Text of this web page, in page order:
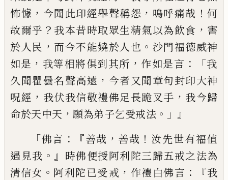
怖懅 ， 今聞此印經舉聲稱怨 ， 嗚呼痛哉 ！ 何
故爾乎 ？ 我本昔時取眾生精氣以為飲食 ， 害
於人民 ， 而今不能嬈於人也 。 沙門福德威神
如是 ， 我等相將俱到其所 ， 作如是言 ：「我
久聞瞿曇名聲高遠 ， 今者又聞章句封印大神
呪經 ， 我伏我信敬禮佛足長跪叉手 ， 我今歸
命於天中天 ， 願為弟子乞受戒法 。」』
「佛言 ：『善哉 ， 善哉 ！ 汝先世有福值
遇見我 。』 時佛便授阿利陀三歸五戒之法為
清信女 。 阿利陀已受戒 ， 作禮白佛言 ：『我